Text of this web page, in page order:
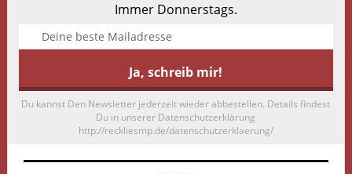
Immer Donnerstags.
Du kannst Den Newsletter jederzeit wieder abbestellen. Details findest
Du in unserer Datenschutzerklärung
http://reckliesmp.de/datenschutzerklaerung/